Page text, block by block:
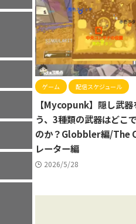
ゲーム 配信スケジュール
【Mycopunk】隠し武
う、3種類の武器はどこ
のか？Globbler編/The
レーター編
2026/5/28